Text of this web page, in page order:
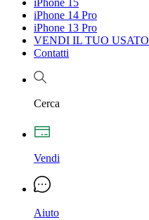
iPhone 15
iPhone 14 Pro
iPhone 13 Pro
VENDI IL TUO USATO
Contatti
Cerca
Vendi
Aiuto